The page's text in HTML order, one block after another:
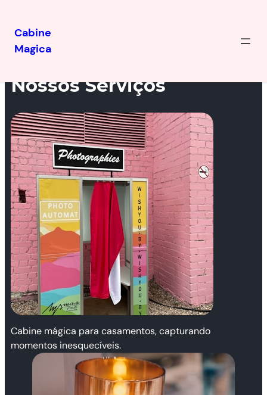
Cabine
Magica
Nossos Serviços
Cabine mágica para casamentos, capturando
momentos inesquecíveis.